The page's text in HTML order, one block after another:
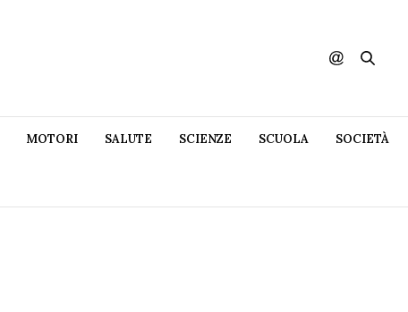
MOTORI SALUTE SCIENZE SCUOLA SOCIETÀ